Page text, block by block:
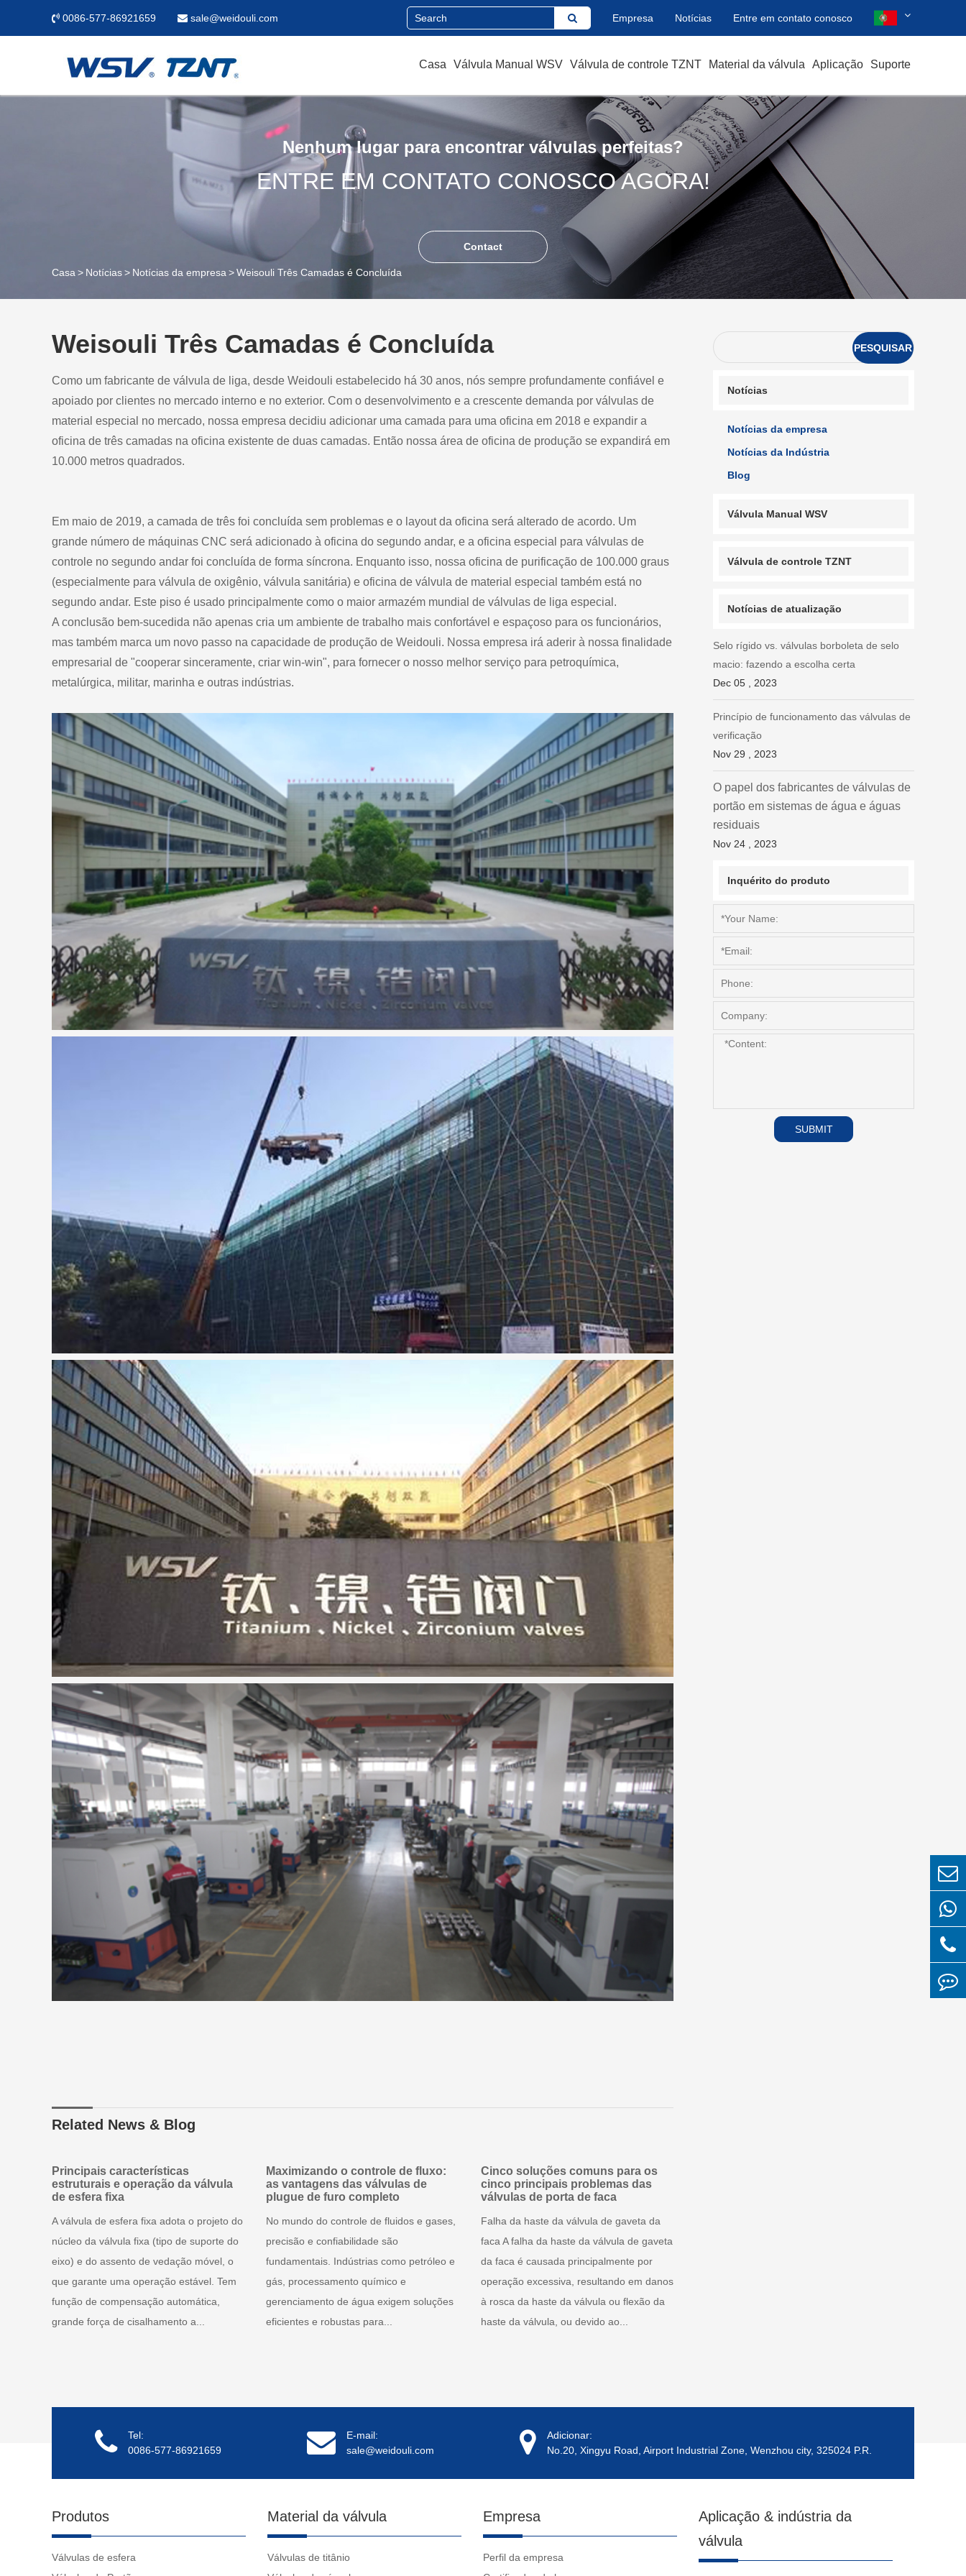
0086-577-86921659 sale@weidouli.com Empresa Notícias Entre em contato conosco
Casa Válvula Manual WSV Válvula de controle TZNT Material da válvula Aplicação Suporte
Nenhum lugar para encontrar válvulas perfeitas?
ENTRE EM CONTATO CONOSCO AGORA!
Contact
Casa Notícias Notícias da empresa Weisouli Três Camadas é Concluída
Weisouli Três Camadas é Concluída
Como um fabricante de válvula de liga, desde Weidouli estabelecido há 30 anos, nós sempre profundamente confiável e
apoiado por clientes no mercado interno e no exterior. Com o desenvolvimento e a crescente demanda por válvulas de
material especial no mercado, nossa empresa decidiu adicionar uma camada para uma oficina em 2018 e expandir a
oficina de três camadas na oficina existente de duas camadas. Então nossa área de oficina de produção se expandirá em
10.000 metros quadrados.
Em maio de 2019, a camada de três foi concluída sem problemas e o layout da oficina será alterado de acordo. Um
grande número de máquinas CNC será adicionado à oficina do segundo andar, e a oficina especial para válvulas de
controle no segundo andar foi concluída de forma síncrona. Enquanto isso, nossa oficina de purificação de 100.000 graus
(especialmente para válvula de oxigênio, válvula sanitária) e oficina de válvula de material especial também está no
segundo andar. Este piso é usado principalmente como o maior armazém mundial de válvulas de liga especial.
A conclusão bem-sucedida não apenas cria um ambiente de trabalho mais confortável e espaçoso para os funcionários,
mas também marca um novo passo na capacidade de produção de Weidouli. Nossa empresa irá aderir à nossa finalidade
empresarial de "cooperar sinceramente, criar win-win", para fornecer o nosso melhor serviço para petroquímica,
metalúrgica, militar, marinha e outras indústrias.
Related News & Blog
Principais características
estruturais e operação da válvula
de esfera fixa
A válvula de esfera fixa adota o projeto do
núcleo da válvula fixa (tipo de suporte do
eixo) e do assento de vedação móvel, o
que garante uma operação estável. Tem
função de compensação automática,
grande força de cisalhamento a...
Maximizando o controle de fluxo:
as vantagens das válvulas de
plugue de furo completo
No mundo do controle de fluidos e gases,
precisão e confiabilidade são
fundamentais. Indústrias como petróleo e
gás, processamento químico e
gerenciamento de água exigem soluções
eficientes e robustas para...
Cinco soluções comuns para os
cinco principais problemas das
válvulas de porta de faca
Falha da haste da válvula de gaveta da
faca A falha da haste da válvula de gaveta
da faca é causada principalmente por
operação excessiva, resultando em danos
à rosca da haste da válvula ou flexão da
haste da válvula, ou devido ao...
PESQUISAR
Notícias
Notícias da empresa
Notícias da Indústria
Blog
Válvula Manual WSV
Válvula de controle TZNT
Notícias de atualização
Selo rígido vs. válvulas borboleta de selo
macio: fazendo a escolha certa
Dec 05 , 2023
Princípio de funcionamento das válvulas de
verificação
Nov 29 , 2023
O papel dos fabricantes de válvulas de
portão em sistemas de água e águas
residuais
Nov 24 , 2023
Inquérito do produto
SUBMIT
Tel:
0086-577-86921659
E-mail:
sale@weidouli.com
Adicionar:
No.20, Xingyu Road, Airport Industrial Zone, Wenzhou city, 325024 P.R.
Produtos
Válvulas de esfera
Material da válvula
Válvulas de titânio
Empresa
Perfil da empresa
Aplicação & indústria da
válvula